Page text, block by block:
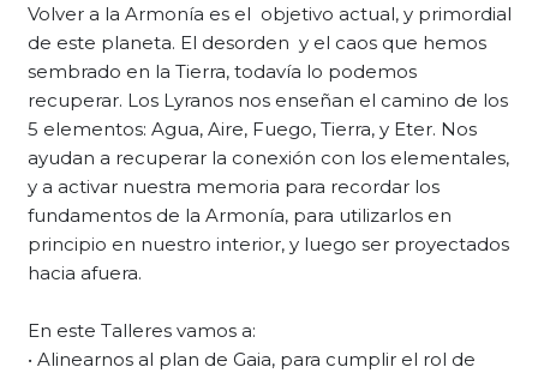
Volver a la Armonía es el objetivo actual, y primordial
de este planeta. El desorden y el caos que hemos
sembrado en la Tierra, todavía lo podemos
recuperar. Los Lyranos nos enseñan el camino de los
5 elementos: Agua, Aire, Fuego, Tierra, y Eter. Nos
ayudan a recuperar la conexión con los elementales,
y a activar nuestra memoria para recordar los
fundamentos de la Armonía, para utilizarlos en
principio en nuestro interior, y luego ser proyectados
hacia afuera.
En este Talleres vamos a:
• Alinearnos al plan de Gaia, para cumplir el rol de